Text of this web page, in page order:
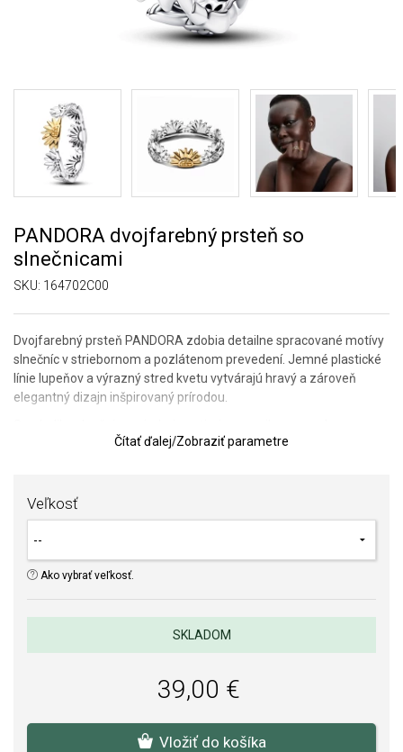
PANDORA dvojfarebný prsteň so
slnečnicami
SKU: 164702C00
Dvojfarebný prsteň PANDORA zdobia detailne spracované motívy
slnečníc v striebornom a pozlátenom prevedení. Jemné plastické
línie lupeňov a výrazný stred kvetu vytvárajú hravý a zároveň
elegantný dizajn inšpirovaný prírodou.
schopnosť obracať sa za svetlom aj v každodenných chvíľach.
Upozorňujeme, že jemná farba šperkov s vysokým obsahom medi
Pozlátenie šperku je iba dočasná úprava a záruka sa na jeho
Pomôcka na určenie veľkosti prsteňa
(www.Pandora.net). Môžete si byť istí, že kupujete originálny šperk
Čítať ďalej/Zobraziť parametre
Veľkosť
Ako vybrať veľkosť.
SKLADOM
39,00 €
Vložiť do košíka